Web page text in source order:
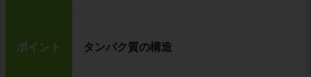
ポイント タンパク質の構造